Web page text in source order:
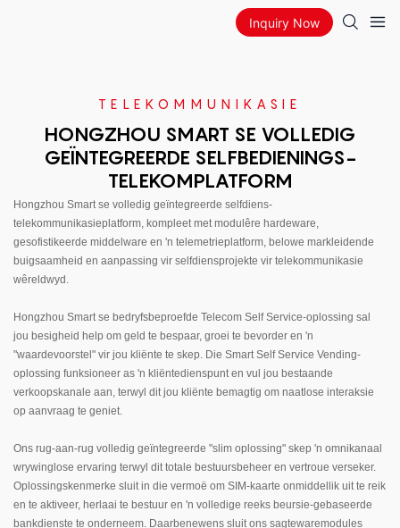
Inquiry Now
TELEKOMMUNIKASIE
HONGZHOU SMART SE VOLLEDIG
GEÏNTEGREERDE SELFBEDIENINGS-
TELEKOMPLATFORM
Hongzhou Smart se volledig geïntegreerde selfdiens-
telekommunikasieplatform, kompleet met modulêre hardeware,
gesofistikeerde middelware en 'n telemetrieplatform, belowe markleidende
buigsaamheid en aanpassing vir selfdiensprojekte vir telekommunikasie
wêreldwyd.
Hongzhou Smart se bedryfsbeproefde Telecom Self Service-oplossing sal
jou besigheid help om geld te bespaar, groei te bevorder en 'n
"waardevoorstel" vir jou kliënte te skep. Die Smart Self Service Vending-
oplossing funksioneer as 'n kliëntedienspunt en vul jou bestaande
verkoopskanale aan, terwyl dit jou kliënte bemagtig om naatlose interaksie
op aanvraag te geniet.
Ons rug-aan-rug volledig geïntegreerde "slim oplossing" skep 'n omnikanaal
wrywinglose ervaring terwyl dit totale bestuursbeheer en vertroue verseker.
Oplossingskenmerke sluit in die vermoë om SIM-kaarte onmiddellik uit te reik
en te aktiveer, herlaai te bestuur en 'n volledige reeks beursie-gebaseerde
bankdienste te onderneem. Daarbenewens sluit ons sagtewaremodules